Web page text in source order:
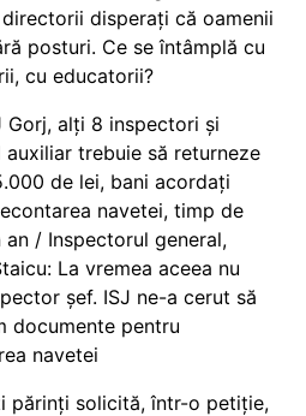
directorii disperați că oamenii
posturi. Ce se întâmplă cu
cu educatorii?
Gorj, alți 8 inspectori și
auxiliar trebuie să returneze
de lei, bani acordați
navetei, timp de
an / Inspectorul general,
La vremea aceea nu
șef. ISJ ne-a cerut să
documente pentru
navetei
părinți solicită, într-o petiție,